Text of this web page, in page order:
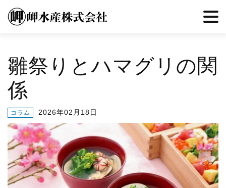
雛祭りとハマグリの関
係
コラム 2026年02月18日